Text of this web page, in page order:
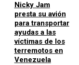
Nicky Jam
presta su avión
para transportar
ayudas a las
víctimas de los
terremotos en
Venezuela